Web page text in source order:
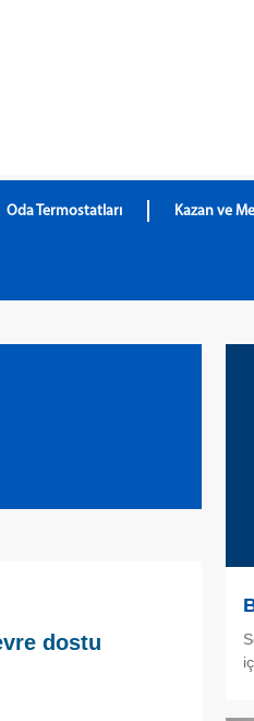
Oda Termostatları Kazan ve
dostu